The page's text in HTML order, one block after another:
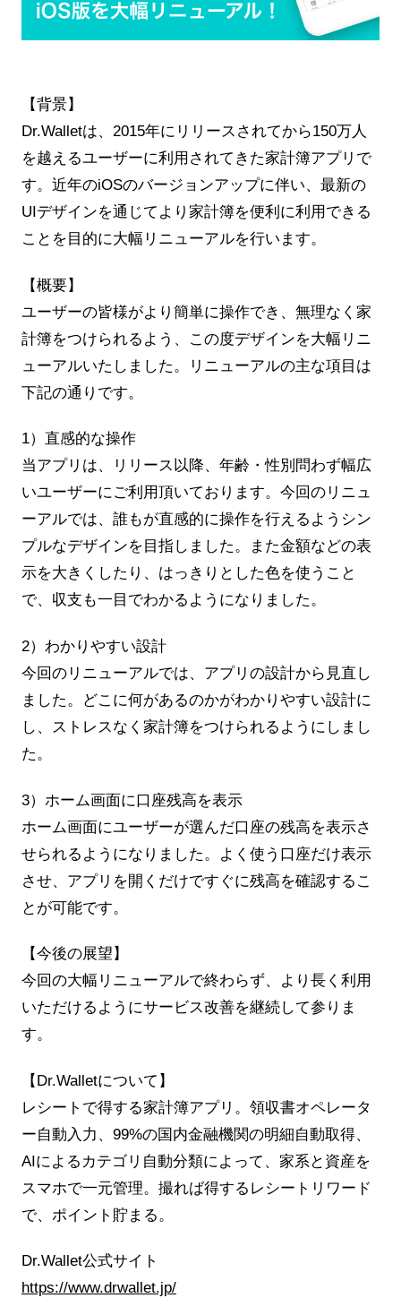
【背景】
Dr.Walletは、2015年にリリースされてから150万人
を越えるユーザーに利用されてきた家計簿アプリで
す。近年のiOSのバージョンアップに伴い、最新の
UIデザインを通じてより家計簿を便利に利用できる
ことを目的に大幅リニューアルを行います。
【概要】
ユーザーの皆様がより簡単に操作でき、無理なく家
計簿をつけられるよう、この度デザインを大幅リニ
ューアルいたしました。リニューアルの主な項目は
下記の通りです。
1）直感的な操作
当アプリは、リリース以降、年齢・性別問わず幅広
いユーザーにご利用頂いております。今回のリニュ
ーアルでは、誰もが直感的に操作を行えるようシン
プルなデザインを目指しました。また金額などの表
示を大きくしたり、はっきりとした色を使うこと
で、収支も一目でわかるようになりました。
2）わかりやすい設計
今回のリニューアルでは、アプリの設計から見直し
ました。どこに何があるのかがわかりやすい設計に
し、ストレスなく家計簿をつけられるようにしまし
た。
3）ホーム画面に口座残高を表示
ホーム画面にユーザーが選んだ口座の残高を表示さ
せられるようになりました。よく使う口座だけ表示
させ、アプリを開くだけですぐに残高を確認するこ
とが可能です。
【今後の展望】
今回の大幅リニューアルで終わらず、より長く利用
いただけるようにサービス改善を継続して参りま
す。
【Dr.Walletについて】
レシートで得する家計簿アプリ。領収書オペレータ
ー自動入力、99%の国内金融機関の明細自動取得、
AIによるカテゴリ自動分類によって、家系と資産を
スマホで一元管理。撮れば得するレシートリワード
で、ポイント貯まる。
Dr.Wallet公式サイト
https://www.drwallet.jp/